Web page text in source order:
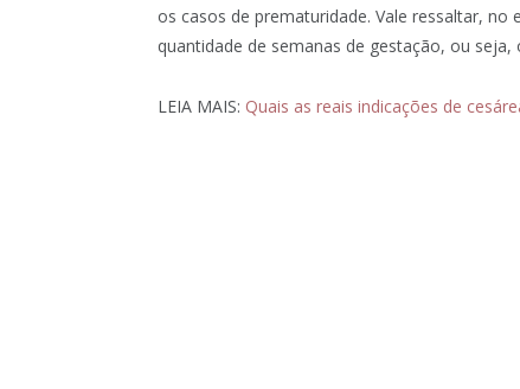
os casos de prematuridade. Vale ressaltar,
quantidade de semanas de gestação, ou
LEIA MAIS: Quais as reais indicações de